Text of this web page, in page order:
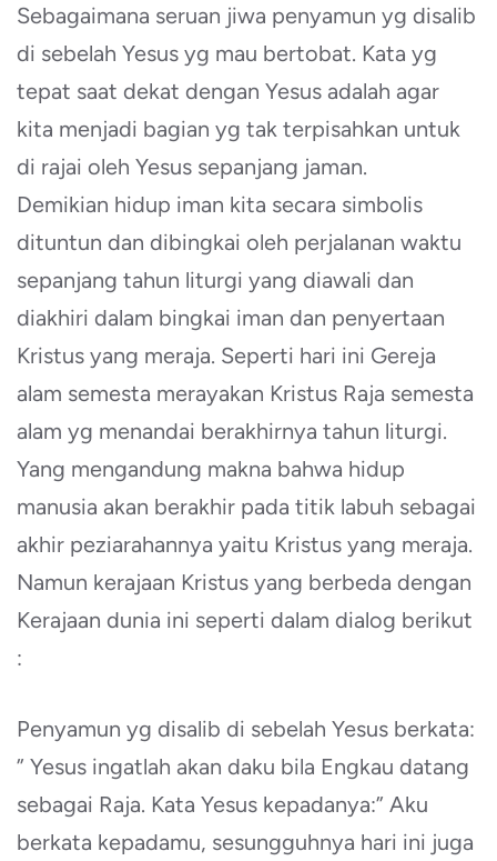
Sebagaimana seruan jiwa penyamun yg disalib
di sebelah Yesus yg mau bertobat. Kata yg
tepat saat dekat dengan Yesus adalah agar
kita menjadi bagian yg tak terpisahkan untuk
di rajai oleh Yesus sepanjang jaman.
Demikian hidup iman kita secara simbolis
dituntun dan dibingkai oleh perjalanan waktu
sepanjang tahun liturgi yang diawali dan
diakhiri dalam bingkai iman dan penyertaan
Kristus yang meraja. Seperti hari ini Gereja
alam semesta merayakan Kristus Raja semesta
alam yg menandai berakhirnya tahun liturgi.
Yang mengandung makna bahwa hidup
manusia akan berakhir pada titik labuh sebagai
akhir peziarahannya yaitu Kristus yang meraja.
Namun kerajaan Kristus yang berbeda dengan
Kerajaan dunia ini seperti dalam dialog berikut
:
Penyamun yg disalib di sebelah Yesus berkata:
” Yesus ingatlah akan daku bila Engkau datang
sebagai Raja. Kata Yesus kepadanya:” Aku
berkata kepadamu, sesungguhnya hari ini juga